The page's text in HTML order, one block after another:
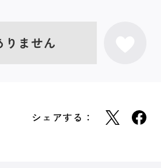
りません
シェアする：